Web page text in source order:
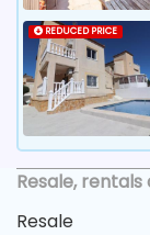
REDUCED PRICE
Resale,
Resale